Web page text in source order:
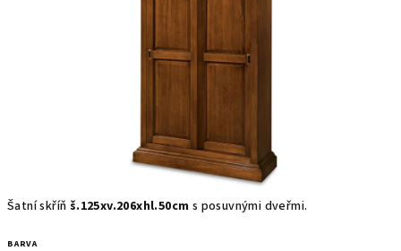
Šatní skříň š.125xv.206xhl.50cm s posuvnými dveřmi.
BARVA